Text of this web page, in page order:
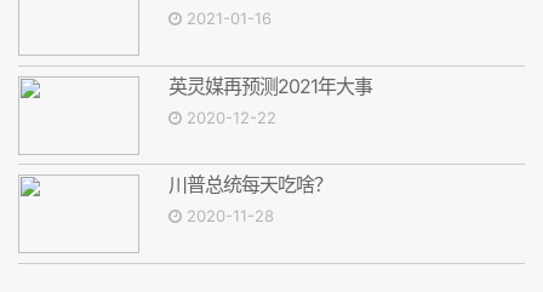
2021-01-16
英灵媒再预测2021年大事
2020-12-22
川普总统每天吃啥？
2020-11-28